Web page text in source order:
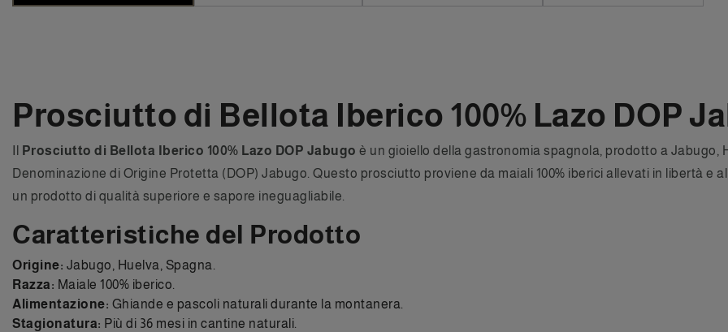
Prosciutto di Bellota Iberico 100% Lazo DOP
Prosciutto di Bellota Iberico 100% Lazo DOP Jabugo è un gioiello della gastronomia spagnola, prodotto a Jabugo,
Denominazione di Origine Protetta (DOP) Jabugo. Questo prosciutto proviene da maiali 100% iberici allevati in libertà
un prodotto di qualità superiore e sapore ineguagliabile.
Caratteristiche del Prodotto
Origine: Jabugo, Huelva, Spagna.
Razza: Maiale 100% iberico.
Alimentazione: Ghiande e pascoli naturali durante la montanera.
Stagionatura: Più di 36 mesi in cantine naturali.